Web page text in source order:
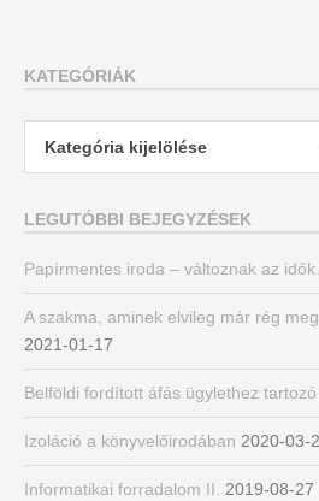
KATEGÓRIÁK
Kategóriák
LEGUTÓBBI BEJEGYZÉSEK
Papírmentes iroda – változnak az
A szakma, aminek elvileg már rég
2021-01-17
Belföldi fordított áfás ügylethez
Izoláció a könyvelőirodában 2020-03-
Informatikai forradalom II. 2019-08-27